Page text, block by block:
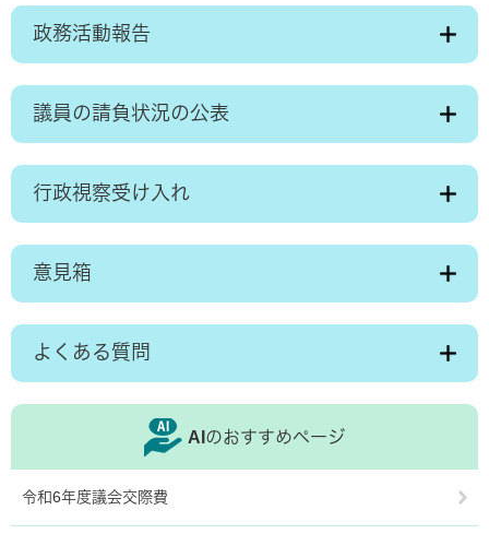
政務活動報告
議員の請負状況の公表
行政視察受け入れ
意見箱
よくある質問
AIのおすすめページ
令和6年度議会交際費